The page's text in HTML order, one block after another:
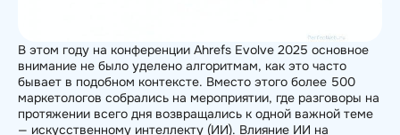
В этом году на конференции Ahrefs Evolve 2025 основное
внимание не было уделено алгоритмам, как это часто
бывает в подобном контексте. Вместо этого более 500
маркетологов собрались на мероприятии, где разговоры на
протяжении всего дня возвращались к одной важной теме
— искусственному интеллекту (ИИ). Влияние ИИ на